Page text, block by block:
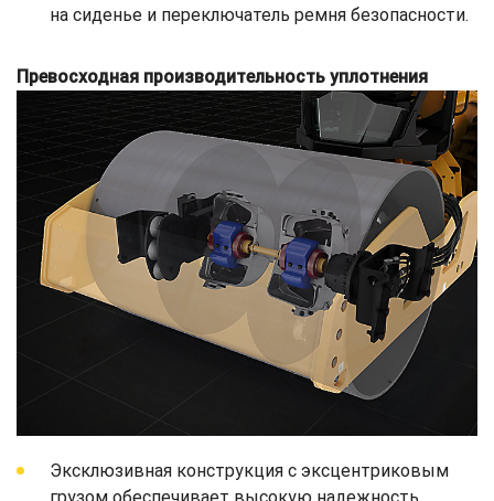
на сиденье и переключатель ремня безопасности.
Превосходная производительность уплотнения
Эксклюзивная конструкция с эксцентриковым